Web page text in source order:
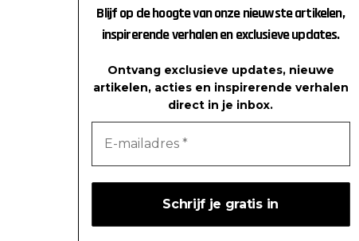
Blijf op de hoogte van onze nieuwste artikelen,
inspirerende verhalen en exclusieve updates.
Ontvang exclusieve updates, nieuwe
artikelen, acties en inspirerende verhalen
direct in je inbox.